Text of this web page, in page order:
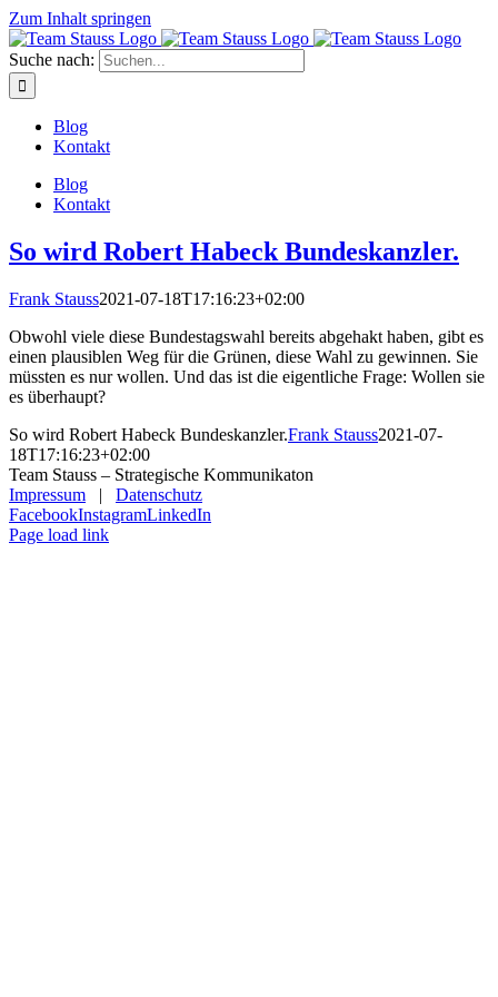
Zum Inhalt springen
Suche nach:
Blog
Kontakt
Blog
Kontakt
So wird Robert Habeck Bundeskanzler.
Frank Stauss2021-07-18T17:16:23+02:00
Obwohl viele diese Bundestagswahl bereits abgehakt haben, gibt es
einen plausiblen Weg für die Grünen, diese Wahl zu gewinnen. Sie
müssten es nur wollen. Und das ist die eigentliche Frage: Wollen sie
es überhaupt?
So wird Robert Habeck Bundeskanzler.Frank Stauss2021-07-
18T17:16:23+02:00
Team Stauss – Strategische Kommunikaton
Impressum | Datenschutz
FacebookInstagramLinkedIn
Page load link